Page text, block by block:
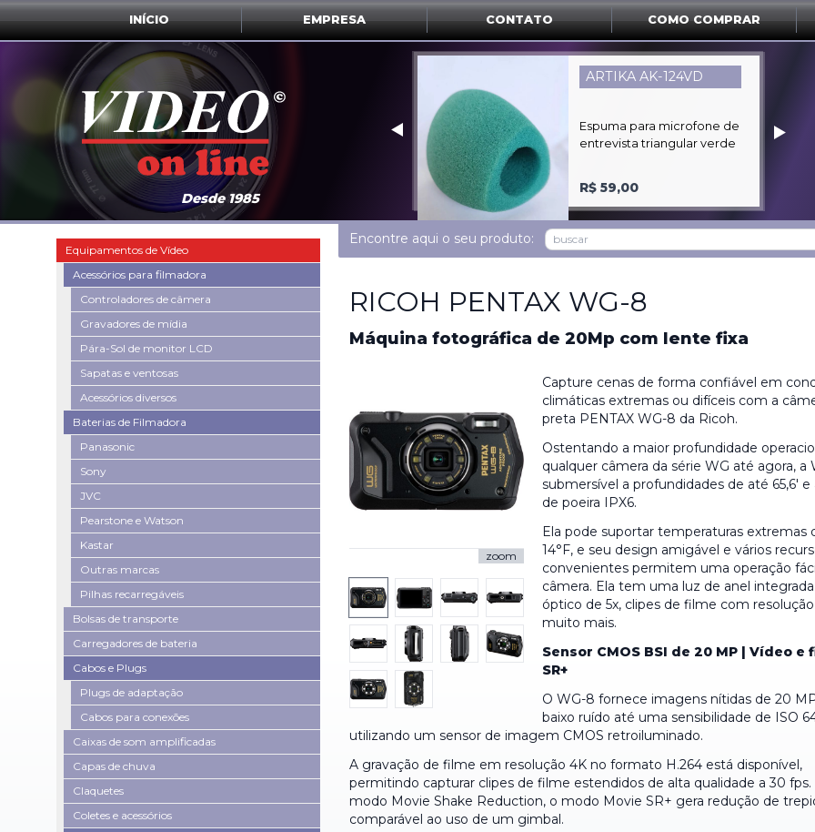
INÍCIO EMPRESA CONTATO COMO COMPRAR
Desde 1985
TELEPRO TP-105
montagem com tablet e
smartphones
R$ 899,00
‣
‣
Encontre aqui o seu produto:
Equipamentos de Vídeo
Acessórios para filmadora
Controladores de câmera
Gravadores de mídia
Pára-Sol de monitor LCD
Sapatas e ventosas
Acessórios diversos
Baterias de Filmadora
Panasonic
Sony
JVC
Pearstone e Watson
Kastar
Outras marcas
Pilhas recarregáveis
Bolsas de transporte
Carregadores de bateria
Cabos e Plugs
Plugs de adaptação
Cabos para conexões
Caixas de som amplificadas
Capas de chuva
Claquetes
Coletes e acessórios
RICOH PENTAX WG-8
Máquina fotográfica de 20Mp com lente fixa
zoom
Capture cenas de forma confiável em
climáticas extremas ou difíceis com a
preta PENTAX WG-8 da Ricoh.
Ostentando a maior profundidade
qualquer câmera da série WG até agora, a
submersível a profundidades de até 65,6' e
de poeira IPX6.
Ela pode suportar temperaturas extremas
14°F, e seu design amigável e vários
convenientes permitem uma operação
câmera. Ela tem uma luz de anel
óptico de 5x, clipes de filme com
muito mais.
Sensor CMOS BSI de 20 MP | Vídeo e
SR+
O WG-8 fornece imagens nítidas de 20
baixo ruído até uma sensibilidade de ISO
utilizando um sensor de imagem CMOS retroiluminado.
A gravação de filme em resolução 4K no formato H.264 está disponível,
permitindo capturar clipes de filme estendidos de alta qualidade a 30
modo Movie Shake Reduction, o modo Movie SR+ gera redução de
comparável ao uso de um gimbal.